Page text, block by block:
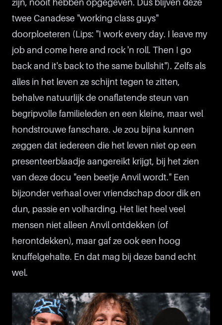
zijn, nooit hebben opgegeven. Dus blijven deze
twee Canadese "working class guys"
doorploeteren (Lips: "I work every day. I leave my
job and come here and rock 'n roll. Then I go
back and it's back to the same bullshit"). Zelfs als
alles in het leven ze schijnt tegen te zitten,
behalve natuurlijk de onaflatende steun van
begripvolle familieleden en een kleine, maar wel
hondstrouwe fanschare. Je zou bijna kunnen
zeggen dat iedereen die het leven niet op een
presenteerblaadje aangereikt krijgt, bij het zien
van deze docu "een beetje Anvil wordt." Een
bijzonder verhaal over vriendschap door dik en
dun, passie en volharding. Het liet heel veel
mensen niet alleen Anvil ontdekken (of
herontdekken), maar gaf ze ook een hoog
knuffelgehalte. En dat mag bij deze band echt
wel.